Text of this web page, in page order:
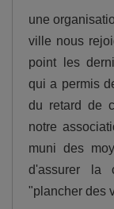
une
ville nous
point les
qui a permis
du retard de
notre
muni des
d'assurer la
"plancher des